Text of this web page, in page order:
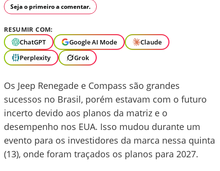
Seja o primeiro a comentar.
RESUMIR COM:
ChatGPT
Google AI Mode
Claude
Perplexity
Grok
Os Jeep Renegade e Compass são grandes
sucessos no Brasil, porém estavam com o futuro
incerto devido aos planos da matriz e o
desempenho nos EUA. Isso mudou durante um
evento para os investidores da marca nessa quinta
(13), onde foram traçados os planos para 2027.